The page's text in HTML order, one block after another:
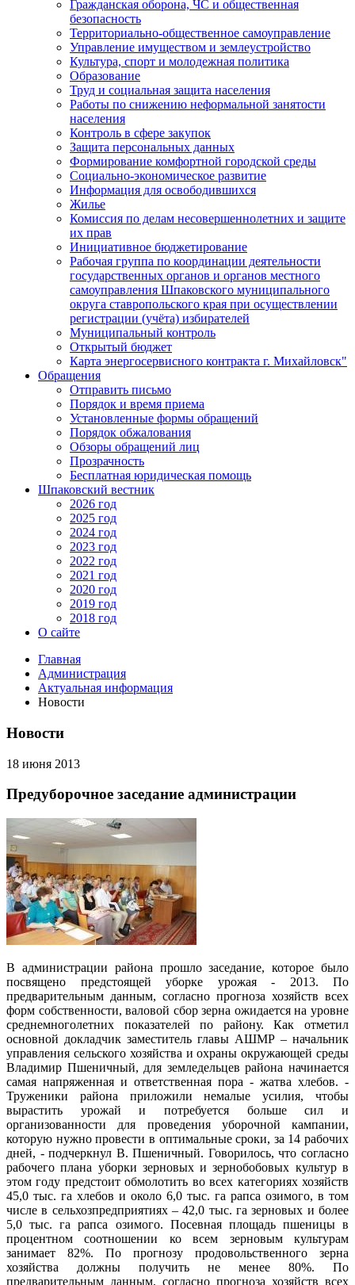
Гражданская оборона, ЧС и общественная
безопасность
Территориально-общественное самоуправление
Управление имуществом и землеустройство
Культура, спорт и молодежная политика
Образование
Труд и социальная защита населения
Работы по снижению неформальной занятости
населения
Контроль в сфере закупок
Защита персональных данных
Формирование комфортной городской среды
Социально-экономическое развитие
Информация для освободившихся
Жилье
Комиссия по делам несовершеннолетних и защите
их прав
Инициативное бюджетирование
Рабочая группа по координации деятельности
государственных органов и органов местного
самоуправления Шпаковского муниципального
округа ставропольского края при осуществлении
регистрации (учёта) избирателей
Муниципальный контроль
Открытый бюджет
Карта энергосервисного контракта г. Михайловск"
Обращения
Отправить письмо
Порядок и время приема
Установленные формы обращений
Порядок обжалования
Обзоры обращений лиц
Прозрачность
Бесплатная юридическая помощь
Шпаковский вестник
2026 год
2025 год
2024 год
2023 год
2022 год
2021 год
2020 год
2019 год
2018 год
О сайте
Главная
Администрация
Актуальная информация
Новости
Новости
18 июня 2013
Предуборочное заседание администрации
В администрации района прошло заседание, которое было
посвящено предстоящей уборке урожая - 2013. По
предварительным данным, согласно прогноза хозяйств всех
форм собственности, валовой сбор зерна ожидается на уровне
среднемноголетних показателей по району. Как отметил
основной докладчик заместитель главы АШМР – начальник
управления сельского хозяйства и охраны окружающей среды
Владимир Пшеничный, для земледельцев района начинается
самая напряженная и ответственная пора - жатва хлебов. -
Труженики района приложили немалые усилия, чтобы
вырастить урожай и потребуется больше сил и
организованности для проведения уборочной кампании,
которую нужно провести в оптимальные сроки, за 14 рабочих
дней, - подчеркнул В. Пшеничный. Говорилось, что согласно
рабочего плана уборки зерновых и зернобобовых культур в
этом году предстоит обмолотить во всех категориях хозяйств
45,0 тыс. га хлебов и около 6,0 тыс. га рапса озимого, в том
числе в сельхозпредприятиях – 42,0 тыс. га зерновых и более
5,0 тыс. га рапса озимого. Посевная площадь пшеницы в
процентном соотношении ко всем зерновым культурам
занимает 82%. По прогнозу продовольственного зерна
хозяйства должны получить не менее 80%. По
предварительным данным, согласно прогноза хозяйств всех